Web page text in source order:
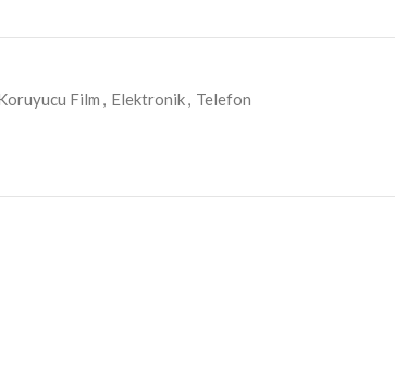
Film , Elektronik, Telefon